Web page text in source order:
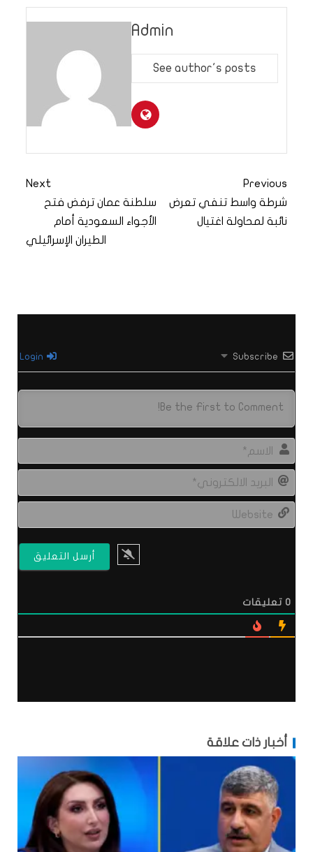
Admin
See author's posts
Previous
شرطة واسط تنفي تعرض
نائبة لمحاولة اغتيال
Next
سلطنة عمان ترفض فتح
الأجواء السعودية أمام
الطيران الإسرائيلي
Subscribe
0 تعليقات
أخبار ذات علاقة